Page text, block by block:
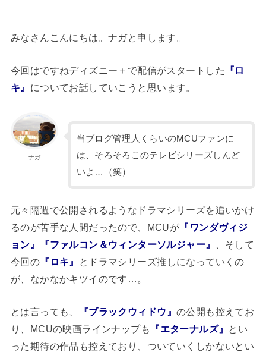
みなさんこんにちは。ナガと申します。
今回はですねディズニー＋で配信がスタートした
『ロ
キ』 についてお話していこうと思います。
ナガ
当ブログ管理人くらいのMCUファンに
は、そろそろこのテレビシリーズしんど
いよ…（笑）
元々隔週で公開されるようなドラマシリーズを追いかけ
るのが苦手な人間だったので、MCUが 『ワンダヴィジ
ョン』『ファルコン＆ウィンターソルジャー』
、そして
今回の 『ロキ』
とドラマシリーズ推しになっていくの
が、なかなかキツイのです…。
とは言っても、 『ブラックウィドウ』 の公開も控えてお
り、MCUの映画ラインナップも
『エターナルズ』 とい
った期待の作品も控えており、ついていくしかないとい